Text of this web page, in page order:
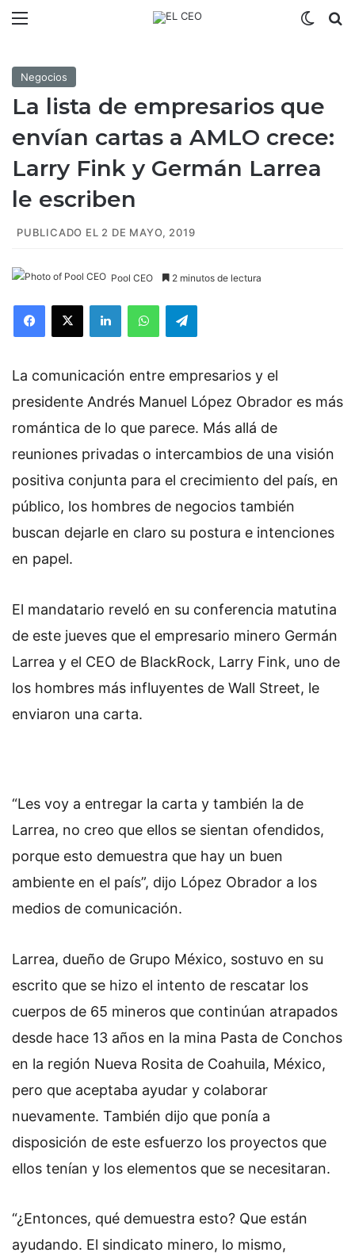
Negocios
La lista de empresarios que
envían cartas a AMLO crece:
Larry Fink y Germán Larrea
le escriben
PUBLICADO EL 2 DE MAYO, 2019
Pool CEO 2 minutos de lectura
La comunicación entre empresarios y el
presidente Andrés Manuel López Obrador es más
romántica de lo que parece. Más allá de
reuniones privadas o intercambios de una visión
positiva conjunta para el crecimiento del país, en
público, los hombres de negocios también
buscan dejarle en claro su postura e intenciones
en papel.
El mandatario reveló en su conferencia matutina
de este jueves que el empresario minero Germán
Larrea y el CEO de BlackRock, Larry Fink, uno de
los hombres más influyentes de Wall Street, le
enviaron una carta.
“Les voy a entregar la carta y también la de
Larrea, no creo que ellos se sientan ofendidos,
porque esto demuestra que hay un buen
ambiente en el país”, dijo López Obrador a los
medios de comunicación.
Larrea, dueño de Grupo México, sostuvo en su
escrito que se hizo el intento de rescatar los
cuerpos de 65 mineros que continúan atrapados
desde hace 13 años en la mina Pasta de Conchos
en la región Nueva Rosita de Coahuila, México,
pero que aceptaba ayudar y colaborar
nuevamente. También dijo que ponía a
disposición de este esfuerzo los proyectos que
ellos tenían y los elementos que se necesitaran.
“¿Entonces, qué demuestra esto? Que están
ayudando. El sindicato minero, lo mismo,